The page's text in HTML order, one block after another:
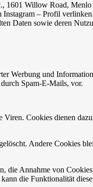
1601 Willow Road,
– Profil
Daten sowie deren
Werbung und
Spam-E-Mails, vor.
Cookies dienen
Andere Cookies
die Annahme von
die Funktionalität